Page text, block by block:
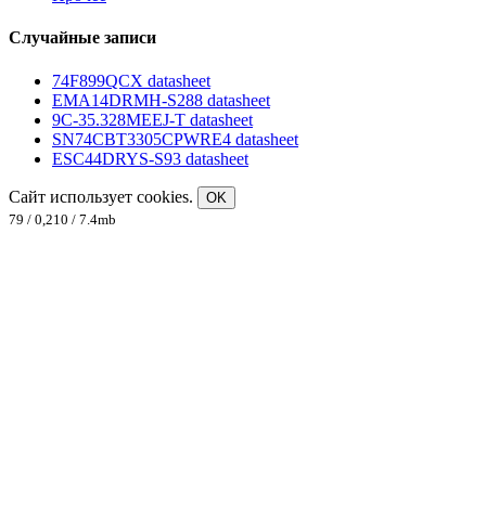
Случайные записи
74F899QCX datasheet
EMA14DRMH-S288 datasheet
9C-35.328MEEJ-T datasheet
SN74CBT3305CPWRE4 datasheet
ESC44DRYS-S93 datasheet
Сайт использует cookies.
OK
79 / 0,210 / 7.4mb